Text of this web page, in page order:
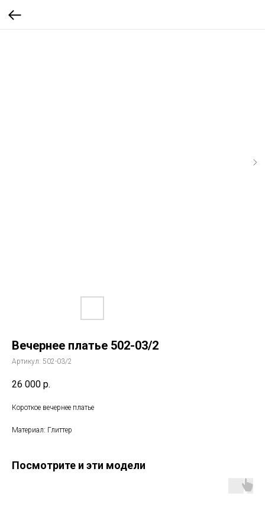
Вечернее платье 502-03/2
Артикул: 502-03/2
26 000 р.
Короткое вечернее платье
Материал: Глиттер
Посмотрите и эти модели